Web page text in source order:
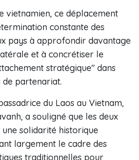
vietnamien, ce déplacement
constante des
pays à approfondir davantage
et à concrétiser le
stratégique" dans
de partenariat.
du Laos au Vietnam,
a souligné que les deux
solidarité historique
largement le cadre des
traditionnelles pour